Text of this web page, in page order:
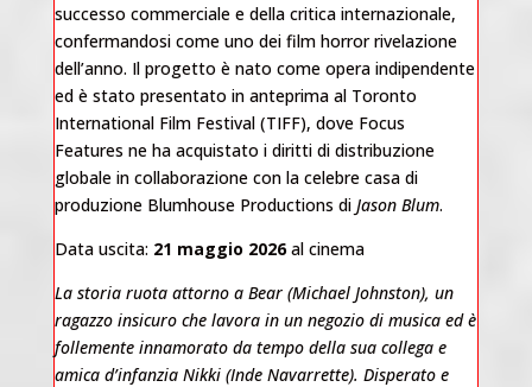
successo commerciale e della critica internazionale,
confermandosi come uno dei film horror rivelazione
dell’anno. Il progetto è nato come opera indipendente
ed è stato presentato in anteprima al Toronto
International Film Festival (TIFF), dove Focus
Features ne ha acquistato i diritti di distribuzione
globale in collaborazione con la celebre casa di
produzione Blumhouse Productions di Jason Blum.
Data uscita: 21 maggio 2026al cinema
La storia ruota attorno a Bear (Michael Johnston), un
ragazzo insicuro che lavora in un negozio di musica ed è
follemente innamorato da tempo della sua collega e
amica d’infanzia Nikki (Inde Navarrette). Disperato e